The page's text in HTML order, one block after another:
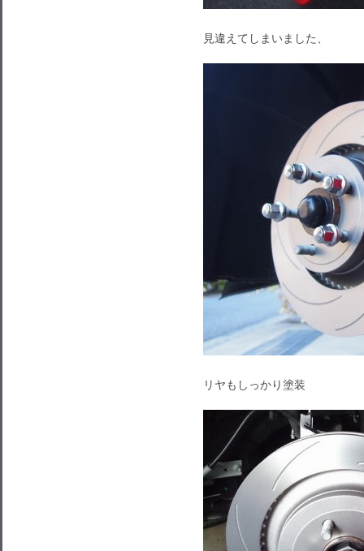
見違えてしまいました、
リヤもしっかり塗装